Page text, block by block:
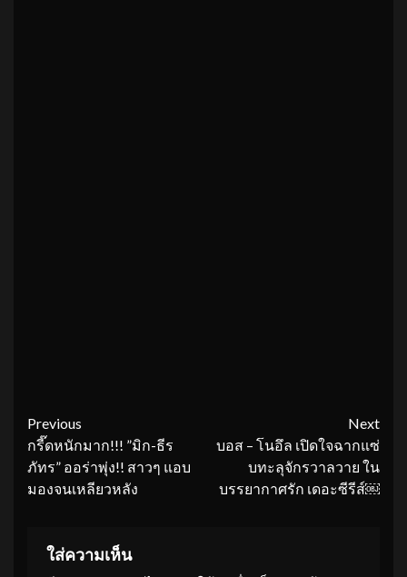
Continue
Reading
Previous
กรี๊ดหนักมาก!!! ”มิก-ธีร
ภัทร” ออร่าพุ่ง!! สาวๆ แอบ
มองจนเหลียวหลัง
Next
บอส – โนอึล เปิดใจฉากแซ่
บทะลุจักรวาลวาย ใน
บรรยากาศรัก เดอะซีรีส์￼
ใส่ความเห็น